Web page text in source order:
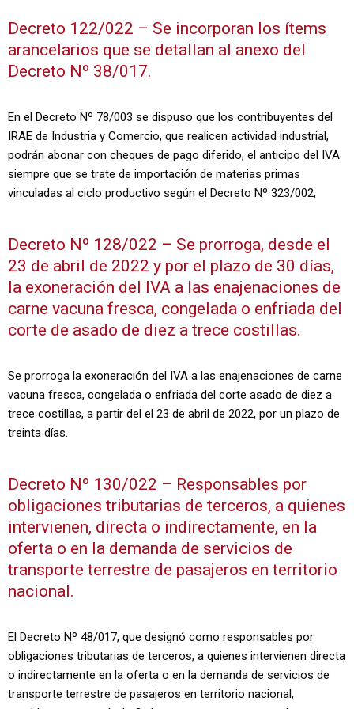
Decreto 122/022 – Se incorporan los ítems
arancelarios que se detallan al anexo del
Decreto Nº 38/017.
En el Decreto Nº 78/003 se dispuso que los contribuyentes del
IRAE de Industria y Comercio, que realicen actividad industrial,
podrán abonar con cheques de pago diferido, el anticipo del IVA
siempre que se trate de importación de materias primas
vinculadas al ciclo productivo según el Decreto Nº 323/002,
Decreto Nº 128/022 – Se prorroga, desde el
23 de abril de 2022 y por el plazo de 30 días,
la exoneración del IVA a las enajenaciones de
carne vacuna fresca, congelada o enfriada del
corte de asado de diez a trece costillas.
Se prorroga la exoneración del IVA a las enajenaciones de carne
vacuna fresca, congelada o enfriada del corte asado de diez a
trece costillas, a partir del el 23 de abril de 2022, por un plazo de
treinta días.
Decreto Nº 130/022 – Responsables por
obligaciones tributarias de terceros, a quienes
intervienen, directa o indirectamente, en la
oferta o en la demanda de servicios de
transporte terrestre de pasajeros en territorio
nacional.
El Decreto Nº 48/017, que designó como responsables por
obligaciones tributarias de terceros, a quienes intervienen directa
o indirectamente en la oferta o en la demanda de servicios de
transporte terrestre de pasajeros en territorio nacional,